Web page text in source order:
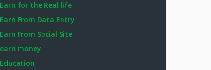
Earn for the Real life
Earn From Data Entry
Earn From Social Site
earn money
Education